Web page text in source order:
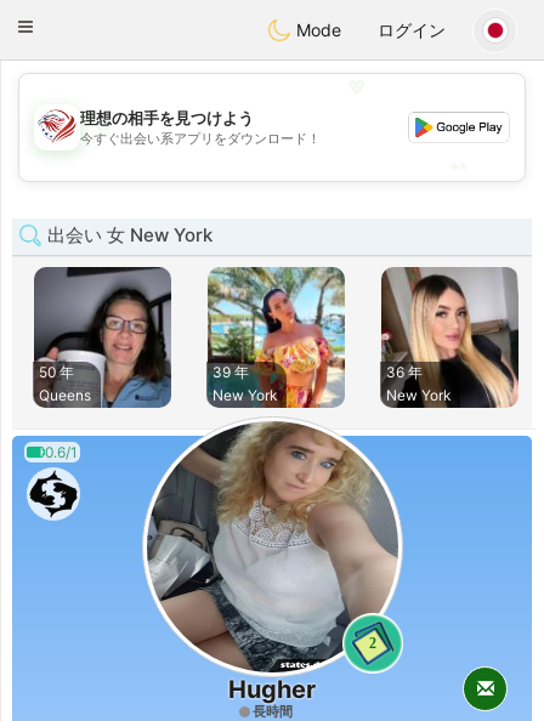
StatesDating
Toggle
Mode ログイン
💖
💕
理想の相手を見つけよう
今すぐ出会い系アプリをダウンロード！
出会い 女 New York
50 年
Queens
39 年
New York
36 年
New York
0.6/1
2
Hugher
長時間